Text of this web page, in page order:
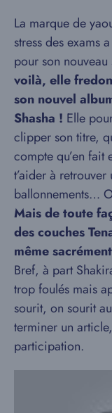
La marque de
stress des exams
pour son nouveau
voilà, elle
son nouvel
Shasha ! Elle
clipper son titre,
compte qu’en fait
t’aider à
ballonnements…
Mais de toute
des couches
même
Bref, à part
trop foulés mais
sourit, on sourit
terminer un
participation.